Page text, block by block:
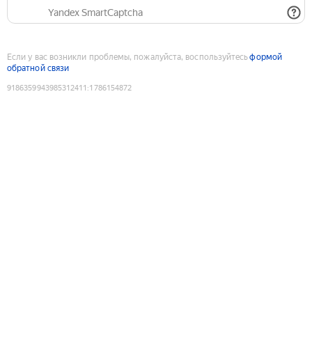
Yandex SmartCaptcha
Если у вас возникли проблемы, пожалуйста, воспользуйтесьформой
обратной связи
9186359943985312411 :1786154872